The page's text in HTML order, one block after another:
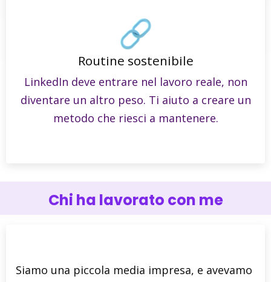
Routine sostenibile
LinkedIn deve entrare nel lavoro reale, non
diventare un altro peso. Ti aiuto a creare un
metodo che riesci a mantenere.
Chi ha lavorato con me
Siamo una piccola media impresa, e avevamo